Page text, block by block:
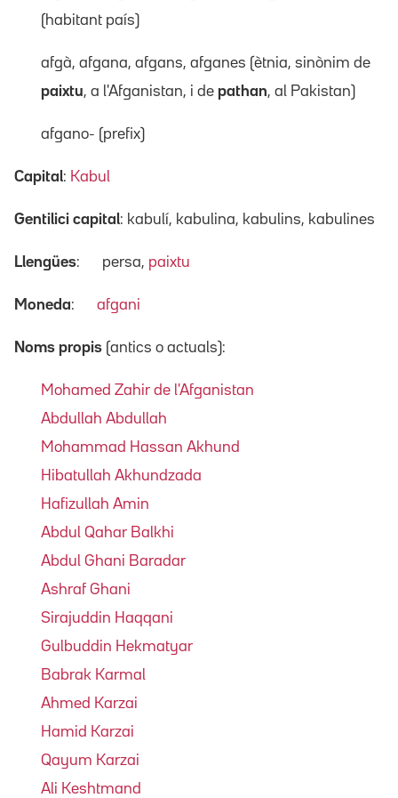
(habitant país)
afgà, afgana, afgans, afganes (ètnia, sinònim de
paixtu, a l'Afganistan, i de pathan, al Pakistan)
afgano- (prefix)
Capital: Kabul
Gentilici capital: kabulí, kabulina, kabulins, kabulines
Llengües: persa, paixtu
Moneda: afgani
Noms propis (antics o actuals):
Mohamed Zahir de l'Afganistan
Abdullah Abdullah
Mohammad Hassan Akhund
Hibatullah Akhundzada
Hafizullah Amin
Abdul Qahar Balkhi
Abdul Ghani Baradar
Ashraf Ghani
Sirajuddin Haqqani
Gulbuddin Hekmatyar
Babrak Karmal
Ahmed Karzai
Hamid Karzai
Qayum Karzai
Ali Keshtmand